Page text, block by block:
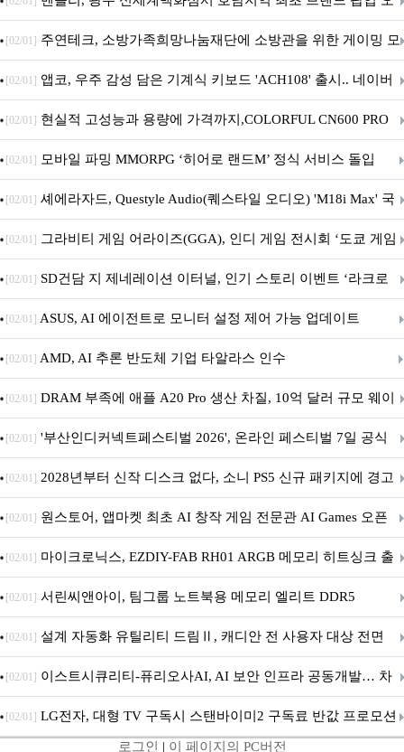
픈
[02/01] 주연테크, 소방가족희망나눔재단에 소방관을 위한 게이밍 모
니터·스마트 펫 침대 기부
[02/01] 앱코, 우주 감성 담은 기계식 키보드 'ACH108' 출시.. 네이버
브랜드데이 기획전 진행
[02/01] 현실적 고성능과 용량에 가격까지,COLORFUL CN600 PRO
M.2 NVMe 디앤디컴 1TB
[02/01] 모바일 파밍 MMORPG ‘히어로 랜드M’ 정식 서비스 돌입
[02/01] 셰에라자드, Questyle Audio(퀘스타일 오디오) 'M18i Max' 국
내 정식 출시
[02/01] 그라비티 게임 어라이즈(GGA), 인디 게임 전시회 ‘도쿄 게임
던전 13’ 참가!
[02/01] SD건담 지 제네레이션 이터널, 인기 스토리 이벤트 ‘라크로
아의 용사’ 재개최 및 풍성한 기념 이벤트 실시!
[02/01] ASUS, AI 에이전트로 모니터 설정 제어 가능 업데이트
[02/01] AMD, AI 추론 반도체 기업 타알라스 인수
[02/01] DRAM 부족에 애플 A20 Pro 생산 차질, 10억 달러 규모 웨이
퍼 대기
[02/01] '부산인디커넥트페스티벌 2026', 온라인 페스티벌 7일 공식
개막... 22일간 진행
[02/01] 2028년부터 신작 디스크 없다, 소니 PS5 신규 패키지에 경고
문 추가
[02/01] 원스토어, 앱마켓 최초 AI 창작 게임 전문관 AI Games 오픈
[02/01] 마이크로닉스, EZDIY-FAB RH01 ARGB 메모리 히트싱크 출
시
[02/01] 서린씨앤아이, 팀그룹 노트북용 메모리 엘리트 DDR5
5600MHz 16GB 출시
[02/01] 설계 자동화 유틸리티 드림Ⅱ, 캐디안 전 사용자 대상 전면
무상 배포
[02/01] 이스트시큐리티-퓨리오사AI, AI 보안 인프라 공동개발… 차
세대 AI 보안 플랫폼 구축
[02/01] LG전자, 대형 TV 구독시 스탠바이미2 구독료 반값 프로모션
로그인 | 이 페이지의 PC버전